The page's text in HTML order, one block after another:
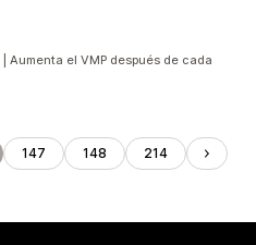
Aumenta el VMP después de cada
147 148 214